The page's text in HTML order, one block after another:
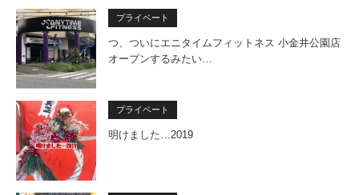
プライベート
つ、ついにエニタイムフィットネス 小金井公園店
オープンするみたい…
プライベート
明けました…2019